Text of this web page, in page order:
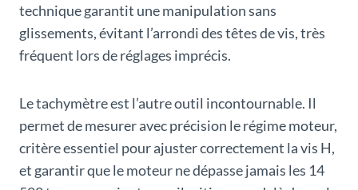
technique garantit une manipulation sans
glissements, évitant l’arrondi des têtes de vis, très
fréquent lors de réglages imprécis.
Le tachymètre est l’autre outil incontournable. Il
permet de mesurer avec précision le régime moteur,
critère essentiel pour ajuster correctement la vis H,
et garantir que le moteur ne dépasse jamais les 14